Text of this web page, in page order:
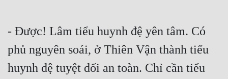
- Được! Lâm tiểu huynh đệ yên tâm. Có
phủ nguyên soái, ở Thiên Vận thành tiểu
huynh đệ tuyệt đối an toàn. Chỉ cần tiểu